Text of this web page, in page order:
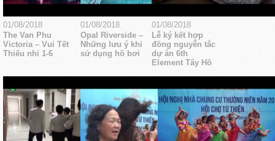
01/08/2018
The Van Phu
Victoria – Vui Tết
Thiếu nhi 1-6
01/08/2018
Opal Riverside –
Những lưu ý khi
sử dụng hồ bơi
01/08/2018
Lễ ký kết hợp
đồng nguyễn tắc
dự án 6th
Element Tây Hồ